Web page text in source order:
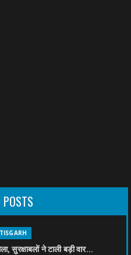
सुरक्षाबलों ने टाली बड़ी वार...